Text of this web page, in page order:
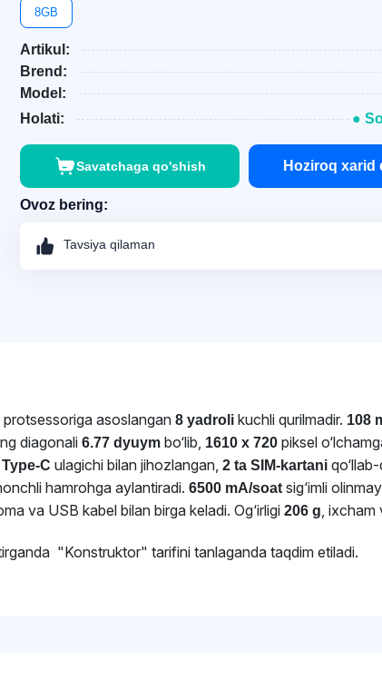
8GB
Artikul:
Brend:
Model:
Holati:
●
Savatchaga qo'shish Hoziroq xarid
Ovoz bering:
Tavsiya qilaman
protsessoriga asoslangan 8 yadroli kuchli qurilmadir. 108
diagonali 6.77 dyuym bo‘lib, 1610 x 720 piksel
C ulagichi bilan jihozlangan, 2 ta SIM-kartani
hamrohga aylantiradi. 6500 mA/soatsig‘imli
va USB kabel bilan birga keladi. Og‘irligi 206 g, ixcham
"Konstruktor" tarifini tanlaganda taqdim etiladi.